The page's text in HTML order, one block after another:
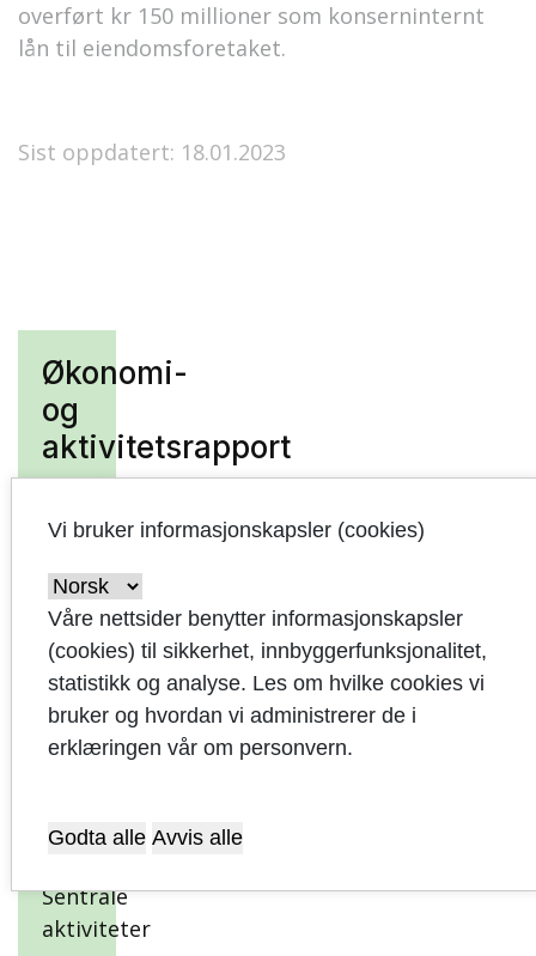
Økonomi-
og
aktivitetsrapport
mars
2019
Økonomi
Hovedoversikt
- drift
Hovedoversikt
- investering
Sentrale
finansposter
Sentrale
aktiviteter
overført kr 150 millioner som konserninternt
lån til eiendomsforetaket.
Sist oppdatert: 18.01.2023
Vi bruker informasjonskapsler (cookies)
Våre nettsider benytter informasjonskapsler
(cookies) til sikkerhet, innbyggerfunksjonalitet,
statistikk og analyse. Les om hvilke cookies vi
bruker og hvordan vi administrerer de i
erklæringen vår om personvern.
Godta alle Avvis alle